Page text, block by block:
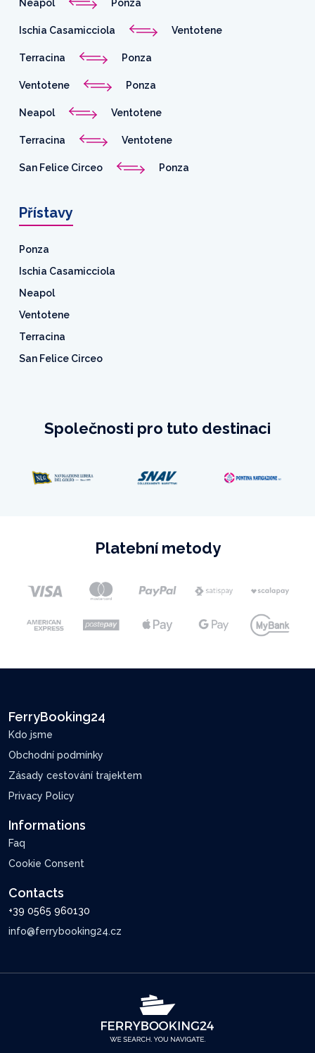
Neapol Ponza
Ischia Casamicciola Ventotene
Terracina Ponza
Ventotene Ponza
Neapol Ventotene
Terracina Ventotene
San Felice Circeo Ponza
Přístavy
Ponza
Ischia Casamicciola
Neapol
Ventotene
Terracina
San Felice Circeo
Společnosti pro tuto destinaci
Platební metody
FerryBooking24
Kdo jsme
Obchodní podmínky
Zásady cestování trajektem
Privacy Policy
Informations
Faq
Cookie Consent
Contacts
+39 0565 960130
info@ferrybooking24.cz